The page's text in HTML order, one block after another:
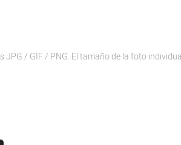
JPG / GIF / PNG. El tamaño de la foto